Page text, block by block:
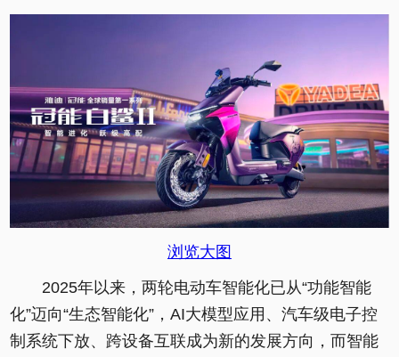
浏览大图
2025年以来，两轮电动车智能化已从“功能智能
化”迈向“生态智能化”，AI大模型应用、汽车级电子控
制系统下放、跨设备互联成为新的发展方向，而智能